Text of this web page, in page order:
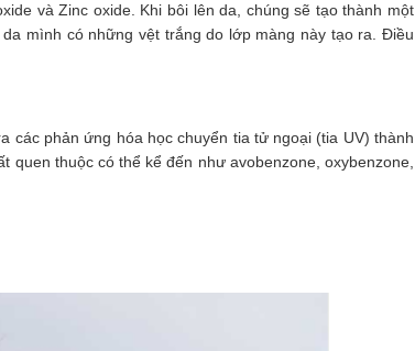
và Zinc oxide. Khi bôi lên da, chúng sẽ tạo thành một
mình có những vệt trắng do lớp màng này tạo ra. Điều
các phản ứng hóa học chuyển tia tử ngoại (tia UV) thành
quen thuộc có thể kể đến như avobenzone, oxybenzone,